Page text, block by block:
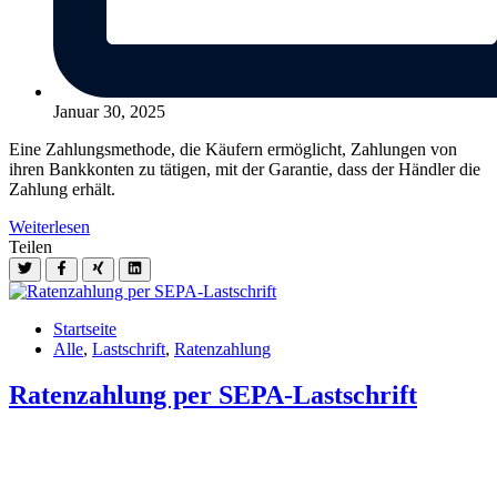
Januar 30, 2025
Eine Zahlungsmethode, die Käufern ermöglicht, Zahlungen von
ihren Bankkonten zu tätigen, mit der Garantie, dass der Händler die
Zahlung erhält.
Weiterlesen
Teilen
Startseite
Alle, Lastschrift, Ratenzahlung
Ratenzahlung per SEPA-Lastschrift